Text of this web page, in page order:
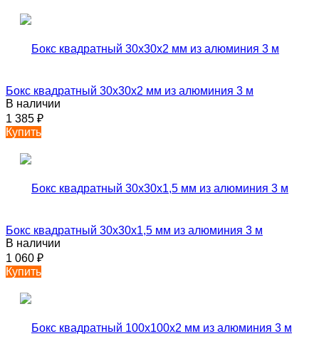
Бокс квадратный 30х30х2 мм из алюминия 3 м
В наличии
1 385 ₽
Купить
Бокс квадратный 30х30х1,5 мм из алюминия 3 м
В наличии
1 060 ₽
Купить